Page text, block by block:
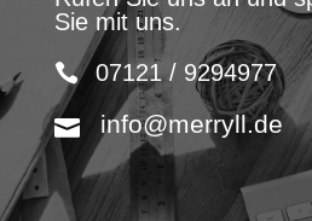
Sie mit uns.
07121 / 9294977
info@merryll.de